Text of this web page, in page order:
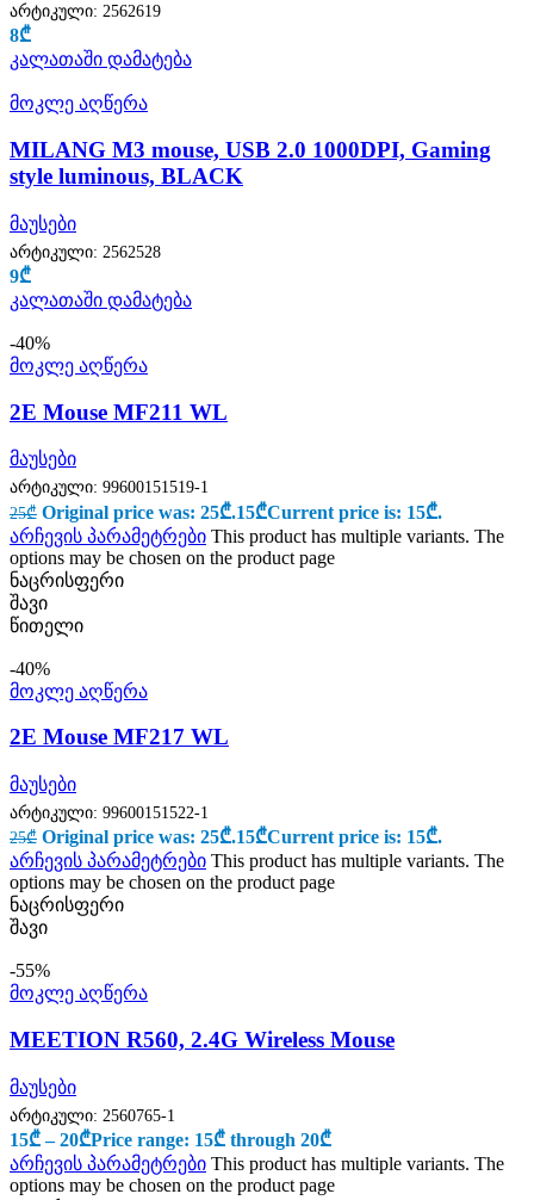
არტიკული: 2562619
8₾
კალათაში დამატება
მოკლე აღწერა
MILANG M3 mouse, USB 2.0 1000DPI, Gaming
style luminous, BLACK
მაუსები
არტიკული: 2562528
9₾
კალათაში დამატება
-40%
მოკლე აღწერა
2E Mouse MF211 WL
მაუსები
არტიკული: 99600151519-1
25₾ Original price was: 25₾.15₾Current price is: 15₾.
არჩევის პარამეტრები This product has multiple variants. The
options may be chosen on the product page
ნაცრისფერი
შავი
წითელი
-40%
მოკლე აღწერა
2Е Mouse MF217 WL
მაუსები
არტიკული: 99600151522-1
25₾ Original price was: 25₾.15₾Current price is: 15₾.
არჩევის პარამეტრები This product has multiple variants. The
options may be chosen on the product page
ნაცრისფერი
შავი
-55%
მოკლე აღწერა
MEETION R560, 2.4G Wireless Mouse
მაუსები
არტიკული: 2560765-1
15₾ – 20₾Price range: 15₾ through 20₾
არჩევის პარამეტრები This product has multiple variants. The
options may be chosen on the product page